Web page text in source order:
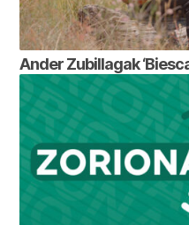
Ander Zubillagak